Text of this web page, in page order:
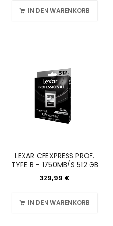
IN DEN WARENKORB
LEXAR CFEXPRESS PROF.
TYPE B - 1750MB/S 512 GB
329,99 €
IN DEN WARENKORB